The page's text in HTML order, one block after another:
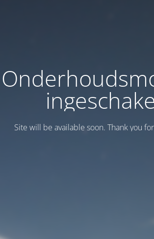
Site will be available soon. Thank you for